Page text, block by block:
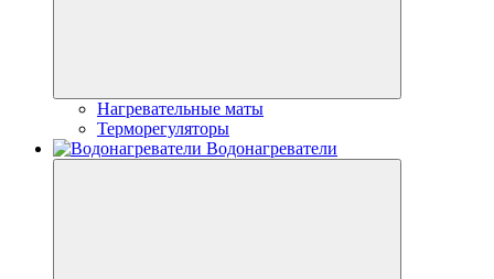
Нагревательные маты
Терморегуляторы
Водонагреватели